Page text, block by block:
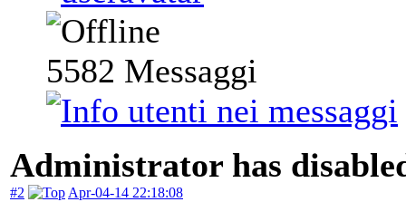
5582 Messaggi
Administrator has
#2 Apr-04-14 22:18:08